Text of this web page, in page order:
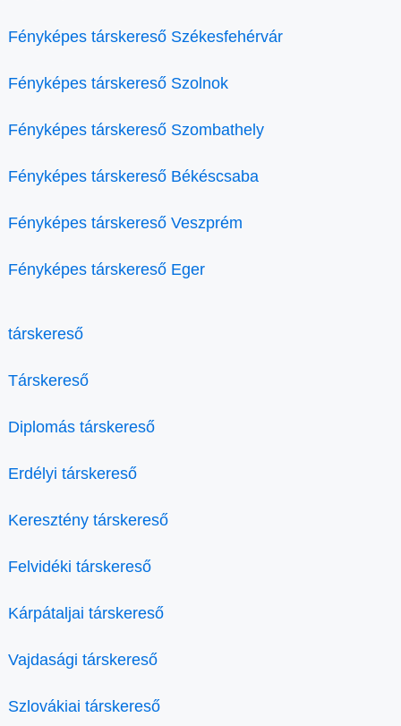
Fényképes társkereső Székesfehérvár
Fényképes társkereső Szolnok
Fényképes társkereső Szombathely
Fényképes társkereső Békéscsaba
Fényképes társkereső Veszprém
Fényképes társkereső Eger
társkereső
Társkereső
Diplomás társkereső
Erdélyi társkereső
Keresztény társkereső
Felvidéki társkereső
Kárpátaljai társkereső
Vajdasági társkereső
Szlovákiai társkereső